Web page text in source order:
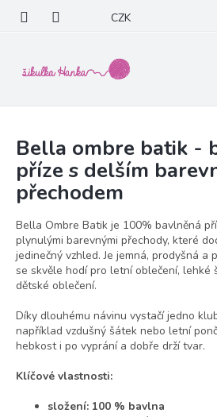
obsah
CZK
Bella ombre batik -
příze s delším
přechodem
Bella Ombre Batik je 100% bavlněná
plynulými barevnými přechody, které
jedinečný vzhled. Je jemná, prodyšná a
se skvěle hodí pro letní oblečení, lehké
dětské oblečení.
Díky dlouhému návinu vystačí jedno
například vzdušný šátek nebo letní
hebkost i po vyprání a dobře drží tvar.
Klíčové vlastnosti:
složení: 100 % bavlna